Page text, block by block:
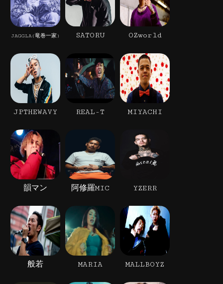
JAGGLA(竜巻一家) SATORU OZworld
JPTHEWAVY REAL-T MIYACHI
韻マン 阿修羅MIC YZERR
般若 MARIA MALLBOYZ